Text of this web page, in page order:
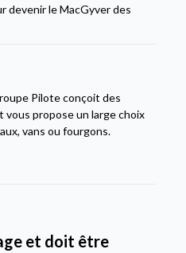
devenir le MacGyver des
Pilote conçoit des
vous propose un large choix
vans ou fourgons.
et doit être